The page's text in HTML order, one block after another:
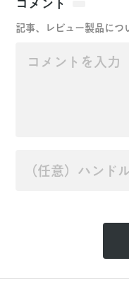
コメント
記事、レビュー製品につ